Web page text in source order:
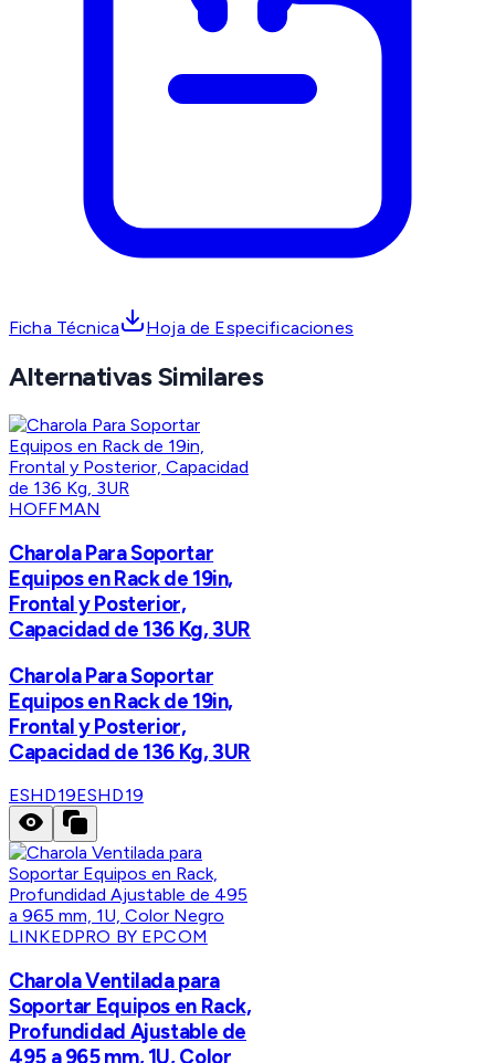
Ficha Técnica Hoja de Especificaciones
Alternativas Similares
HOFFMAN
Charola Para Soportar
Equipos en Rack de 19in,
Frontal y Posterior,
Capacidad de 136 Kg, 3UR
Charola Para Soportar
Equipos en Rack de 19in,
Frontal y Posterior,
Capacidad de 136 Kg, 3UR
ESHD19ESHD19
LINKEDPRO BY EPCOM
Charola Ventilada para
Soportar Equipos en Rack,
Profundidad Ajustable de
495 a 965 mm, 1U, Color